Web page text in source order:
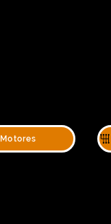
Motores